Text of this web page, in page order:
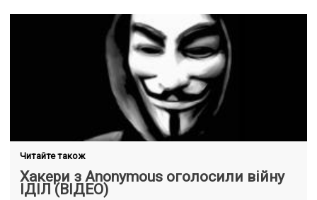
Читайте також
Хакери з Anonymous оголосили війну
ІДІЛ (ВІДЕО)